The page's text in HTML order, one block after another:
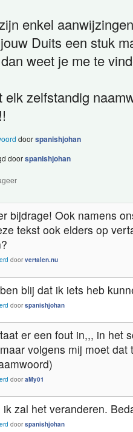
enkel
Duits een stuk
weet je me te
elk zelfstandig
doorspanishjohan
doorspanishjohan
bijdrage! Ook namens
tekst ook elders op
doorvertalen.nu
blij dat ik iets heb
doorspanishjohan
er een fout in,,, in het
volgens mij moet
dooraMy01
zal het veranderen.
doorspanishjohan